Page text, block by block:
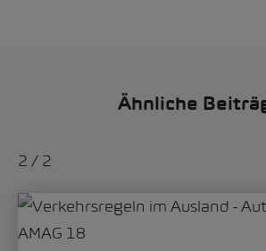
Ähnliche
1 / 2